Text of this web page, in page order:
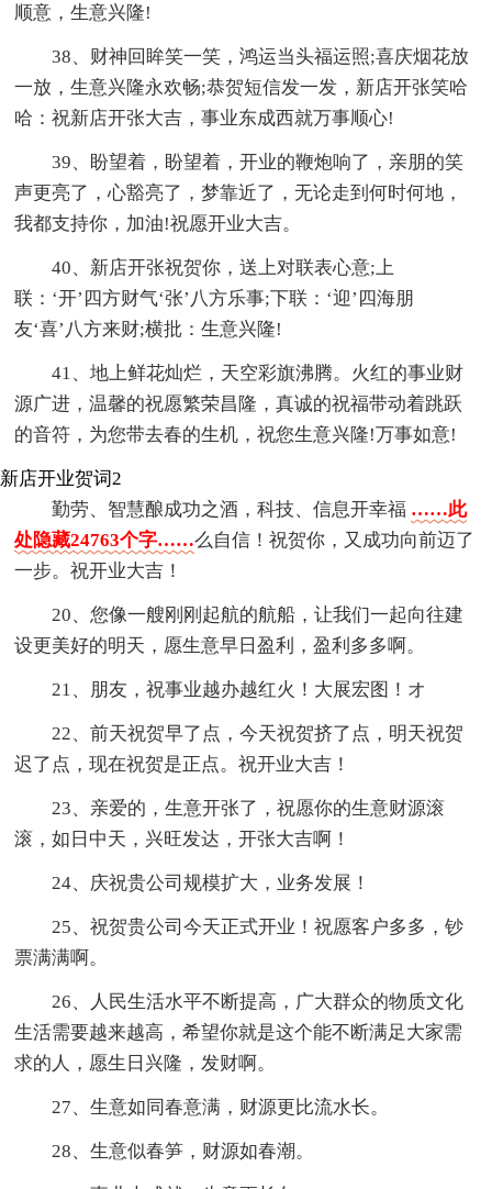
顺意，生意兴隆!
38、财神回眸笑一笑，鸿运当头福运照;喜庆烟花放
一放，生意兴隆永欢畅;恭贺短信发一发，新店开张笑哈
哈：祝新店开张大吉，事业东成西就万事顺心!
39、盼望着，盼望着，开业的鞭炮响了，亲朋的笑
声更亮了，心豁亮了，梦靠近了，无论走到何时何地，
我都支持你，加油!祝愿开业大吉。
40、新店开张祝贺你，送上对联表心意;上
联：‘开’四方财气‘张’八方乐事;下联：‘迎’四海朋
友‘喜’八方来财;横批：生意兴隆!
41、地上鲜花灿烂，天空彩旗沸腾。火红的事业财
源广进，温馨的祝愿繁荣昌隆，真诚的祝福带动着跳跃
的音符，为您带去春的生机，祝您生意兴隆!万事如意!
新店开业贺词2
勤劳、智慧酿成功之酒，科技、信息开幸福 ……此
处隐藏24763个字……么自信！祝贺你，又成功向前迈了
一步。祝开业大吉！
20、您像一艘刚刚起航的航船，让我们一起向往建
设更美好的明天，愿生意早日盈利，盈利多多啊。
21、朋友，祝事业越办越红火！大展宏图！オ
22、前天祝贺早了点，今天祝贺挤了点，明天祝贺
迟了点，现在祝贺是正点。祝开业大吉！
23、亲爱的，生意开张了，祝愿你的生意财源滚
滚，如日中天，兴旺发达，开张大吉啊！
24、庆祝贵公司规模扩大，业务发展！
25、祝贺贵公司今天正式开业！祝愿客户多多，钞
票满满啊。
26、人民生活水平不断提高，广大群众的物质文化
生活需要越来越高，希望你就是这个能不断满足大家需
求的人，愿生日兴隆，发财啊。
27、生意如同春意满，财源更比流水长。
28、生意似春笋，财源如春潮。